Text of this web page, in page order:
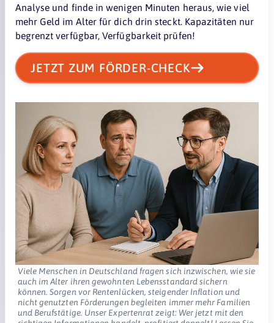
Analyse und finde in wenigen Minuten heraus, wie viel
mehr Geld im Alter für dich drin steckt. Kapazitäten nur
begrenzt verfügbar, Verfügbarkeit prüfen!
JETZT ZUM FÖRDER-CHECK
Viele Menschen in Deutschland fragen sich inzwischen, wie sie
auch im Alter ihren gewohnten Lebensstandard sichern
können. Sorgen vor Rentenlücken, steigender Inflation und
nicht genutzten Förderungen begleiten immer mehr Familien
und Berufstätige. Unser Expertenrat zeigt: Wer jetzt mit den